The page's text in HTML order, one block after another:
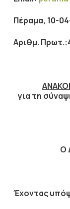
Πέραμα, 10-
Αριθμ.
για τη
Ο
Έχοντας